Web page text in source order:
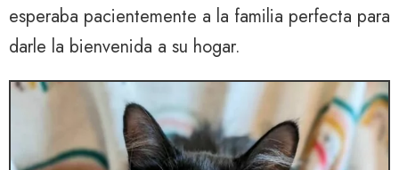
esperaba pacientemente a la familia perfecta para
darle la bienvenida a su hogar.